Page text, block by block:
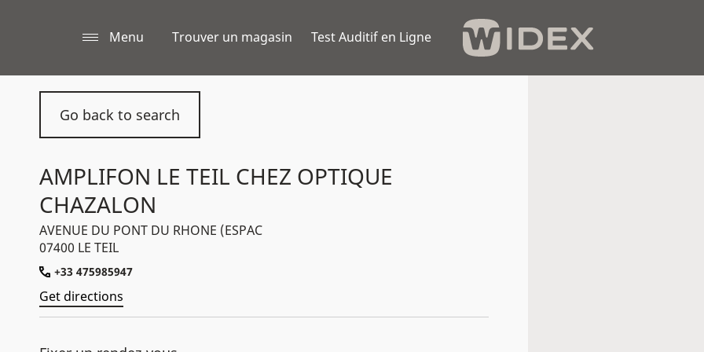
Menu Trouver un magasin Test Auditif en Ligne
Go back to search
AMPLIFON LE TEIL CHEZ OPTIQUE
CHAZALON
AVENUE DU PONT DU RHONE (ESPAC
07400 LE TEIL
+33 475985947
Get directions